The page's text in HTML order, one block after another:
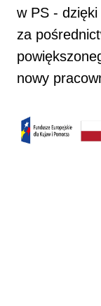
w PS -
za
nowy